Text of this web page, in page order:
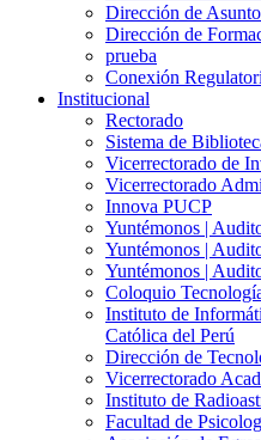
Dirección de
Dirección de
prueba
Conexión
Institucional
Rectorado
Sistema de
Vicerrectorado de
Vicerrectorado
Innova PUCP
Yuntémonos |
Yuntémonos |
Yuntémonos |
Coloquio
Instituto de
Católica del Perú
Dirección de
Vicerrectorado
Instituto de
Facultad de